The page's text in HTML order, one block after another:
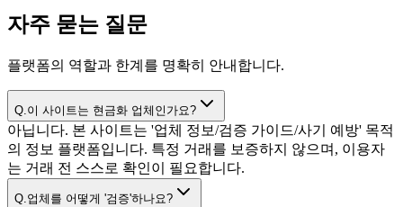
자주 묻는 질문
플랫폼의 역할과 한계를 명확히 안내합니다.
Q.이 사이트는 현금화 업체인가요?
아닙니다. 본 사이트는 '업체 정보/검증 가이드/사기 예방' 목적
의 정보 플랫폼입니다. 특정 거래를 보증하지 않으며, 이용자
는 거래 전 스스로 확인이 필요합니다.
Q.업체를 어떻게 '검증'하나요?